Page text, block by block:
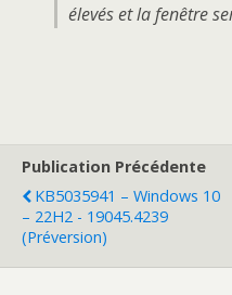
élevés et la fenêtre
Publication Précédente
KB5035941 – Windows 10
– 22H2 - 19045.4239
(Préversion)